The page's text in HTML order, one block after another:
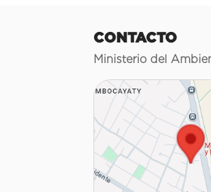
CONTACTO
Ministerio del